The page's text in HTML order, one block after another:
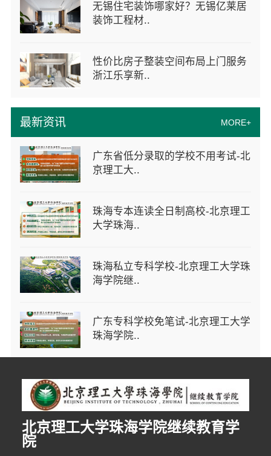
最新资讯 MORE+
广东省低分录取的学校不用考试-北
京理工大..
珠海专本连读全日制高校-北京理工
大学珠海..
珠海私立专科学校-北京理工大学珠
海学院继..
广东专科学校免笔试-北京理工大学
珠海学院..
无锡住宅装饰哪家好？无锡亿莱居
装饰工程材..
性价比房子整装空间布局上门服务
浙江乐享新..
北京理工大学珠海学院继续教育学
院